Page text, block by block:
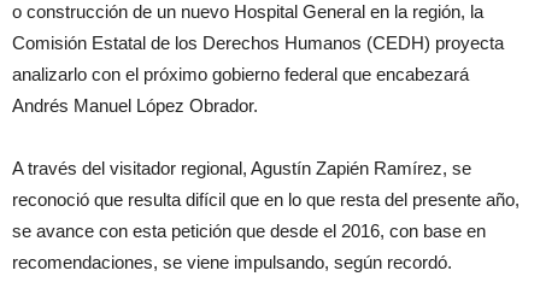
o construcción de un nuevo Hospital General en la región, la
Comisión Estatal de los Derechos Humanos (CEDH) proyecta
analizarlo con el próximo gobierno federal que encabezará
Andrés Manuel López Obrador.
A través del visitador regional, Agustín Zapién Ramírez, se
reconoció que resulta difícil que en lo que resta del presente año,
se avance con esta petición que desde el 2016, con base en
recomendaciones, se viene impulsando, según recordó.